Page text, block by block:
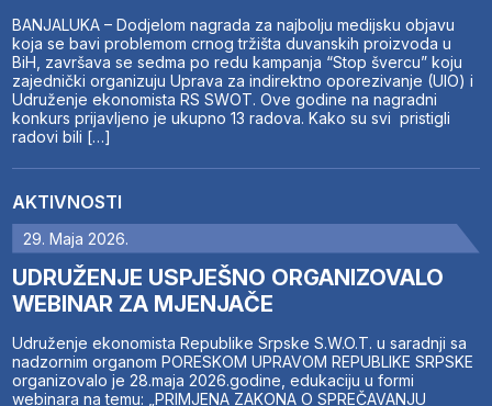
BANJALUKA – Dodjelom nagrada za najbolju medijsku objavu
koja se bavi problemom crnog tržišta duvanskih proizvoda u
BiH, završava se sedma po redu kampanja “Stop švercu” koju
zajednički organizuju Uprava za indirektno oporezivanje (UIO) i
Udruženje ekonomista RS SWOT. Ove godine na nagradni
konkurs prijavljeno je ukupno 13 radova. Kako su svi pristigli
radovi bili […]
AKTIVNOSTI
29. Maja 2026.
UDRUŽENJE USPJEŠNO ORGANIZOVALO
WEBINAR ZA MJENJAČE
Udruženje ekonomista Republike Srpske S.W.O.T. u saradnji sa
nadzornim organom PORESKOM UPRAVOM REPUBLIKE SRPSKE
organizovalo je 28.maja 2026.godine, edukaciju u formi
webinara na temu: „PRIMJENA ZAKONA O SPREČAVANJU